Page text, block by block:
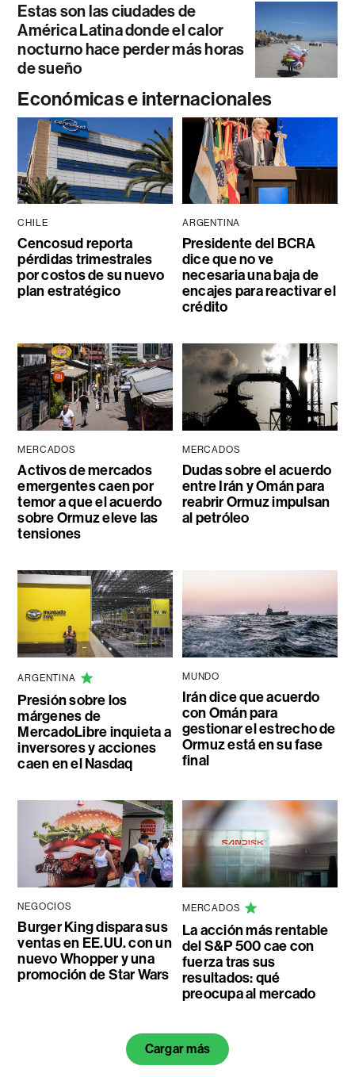
Estas son las ciudades de
América Latina donde el calor
nocturno hace perder más horas
de sueño
Económicas e internacionales
CHILE
Cencosud reporta
pérdidas trimestrales
por costos de su nuevo
plan estratégico
ARGENTINA
Presidente del BCRA
dice que no ve
necesaria una baja de
encajes para reactivar el
crédito
MERCADOS
Activos de mercados
emergentes caen por
temor a que el acuerdo
sobre Ormuz eleve las
tensiones
MERCADOS
Dudas sobre el acuerdo
entre Irán y Omán para
reabrir Ormuz impulsan
al petróleo
ARGENTINA
Presión sobre los
márgenes de
MercadoLibre inquieta a
inversores y acciones
caen en el Nasdaq
MUNDO
Irán dice que acuerdo
con Omán para
gestionar el estrecho de
Ormuz está en su fase
final
NEGOCIOS
Burger King dispara sus
ventas en EE.UU. con un
nuevo Whopper y una
promoción de Star Wars
MERCADOS
La acción más rentable
del S&P 500 cae con
fuerza tras sus
resultados: qué
preocupa al mercado
Cargar más